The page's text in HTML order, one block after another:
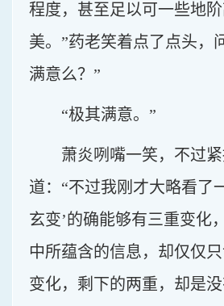
程度，甚至足以可一些地
美。”药老笑着点了点头，
满意么？”
“极其满意。”
萧炎咧嘴一笑，不过
道：“不过我刚才大略看了
玄变’的确能够有三重变化
中所蕴含的信息，却仅仅
变化，剩下的两重，却是